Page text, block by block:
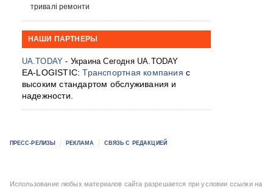
тривалі ремонти
НАШИ ПАРТНЕРЫ
UA.TODAY - Украина Сегодня UA.TODAY
EA-LOGISTIC:Транспортная компания с
высоким стандартом обслуживания и
надежности.
ПРЕСС-РЕЛИЗЫ РЕКЛАМА СВЯЗЬ С РЕДАКЦИЕЙ
Использование любых материалов сайта разрешается при условии ссылки на